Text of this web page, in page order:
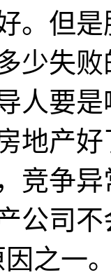
。但
少失
人要
地产
竞争
公司
因之一